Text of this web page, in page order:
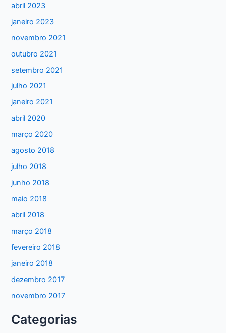
o
r
:
abril 2023
janeiro 2023
novembro 2021
outubro 2021
setembro 2021
julho 2021
janeiro 2021
abril 2020
março 2020
agosto 2018
julho 2018
junho 2018
maio 2018
abril 2018
março 2018
fevereiro 2018
janeiro 2018
dezembro 2017
novembro 2017
Categorias